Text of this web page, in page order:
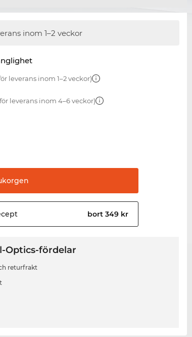
inom 1–2 veckor
leverans inom 1–2 veckor)
leverans inom 4–6 veckor)
bort 349 kr
Optics-fördelar
returfrakt